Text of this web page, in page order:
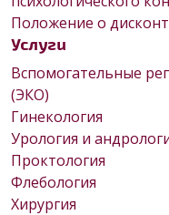
Положение о
Услуги
Вспомогательные
(ЭКО)
Гинекология
Урология и
Проктология
Флебология
Хирургия